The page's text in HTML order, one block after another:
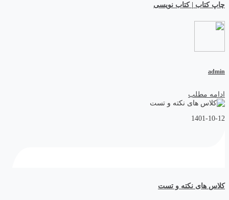
چاپ کتاب | کتاب نویسی
admin
ادامه مطلب
1401-10-12
کلاس های نکته و تست